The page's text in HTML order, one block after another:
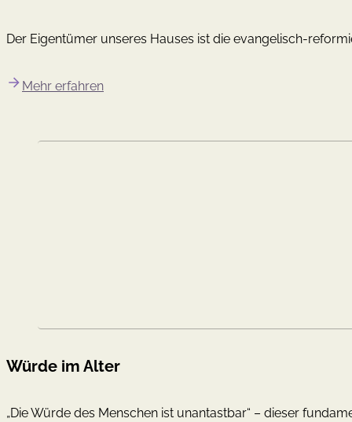
Der Eigentümer unseres Hauses ist die evangelisch-
Mehr erfahren
Würde im Alter
„Die Würde des Menschen ist unantastbar“ – dieser